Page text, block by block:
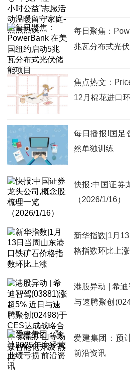
每日聚焦：
兆瓦分布式光
焦点热文：
12月棉花进口
每日播报!国足
然单独训练
快报:中国证券
（2026/1/16）
新华指数|1月
格指数环比上涨
港股异动 | 希
与速腾聚创
赋能矿山等场
爱建集团：预
前沿资讯